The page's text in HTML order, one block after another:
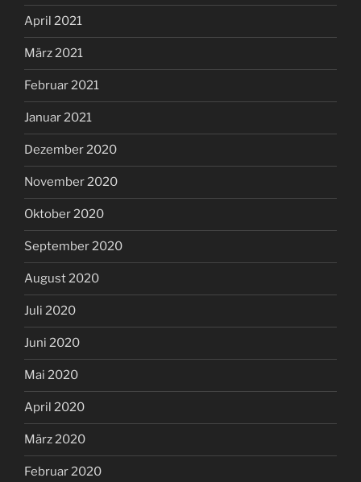
April 2021
März 2021
Februar 2021
Januar 2021
Dezember 2020
November 2020
Oktober 2020
September 2020
August 2020
Juli 2020
Juni 2020
Mai 2020
April 2020
März 2020
Februar 2020